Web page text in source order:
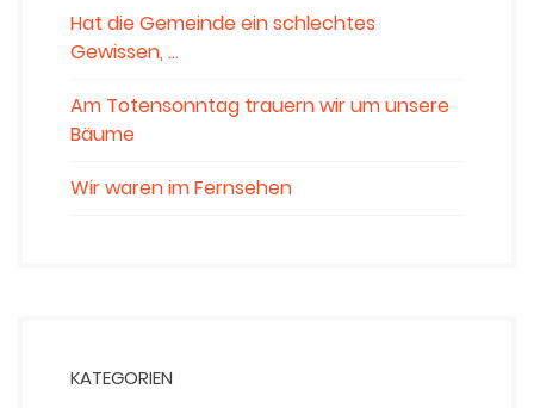
Hat die Gemeinde ein schlechtes
Gewissen, …
Am Totensonntag trauern wir um unsere
Bäume
Wir waren im Fernsehen
KATEGORIEN